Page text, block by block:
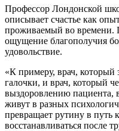
Профессор Лондонской
описывает счастье как
проживаемый во времени.
ощущение благополучия
удовольствие.
«К примеру, врач, который
галочки, и врач, который
выздоровлению пациента,
живут в разных
превращает рутину в путь
восстанавливаться после